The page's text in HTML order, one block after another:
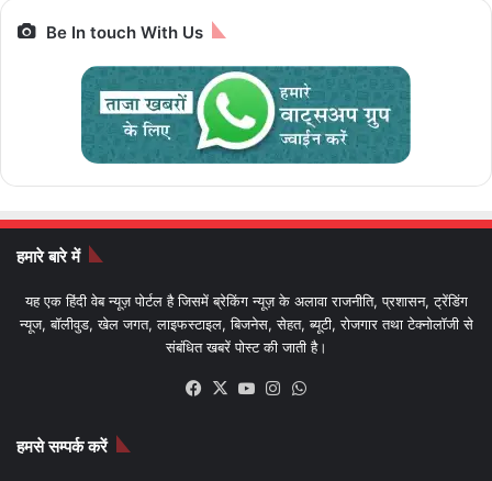
Be In touch With Us
हमारे बारे में
यह एक हिंदी वेब न्यूज़ पोर्टल है जिसमें ब्रेकिंग न्यूज़ के अलावा राजनीति, प्रशासन, ट्रेंडिंग
न्यूज, बॉलीवुड, खेल जगत, लाइफस्टाइल, बिजनेस, सेहत, ब्यूटी, रोजगार तथा टेक्नोलॉजी से
संबंधित खबरें पोस्ट की जाती है।
Facebook
X YouTubeInstagram
हमसे सम्पर्क करें